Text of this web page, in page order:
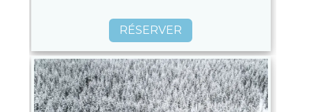
RÉSERVER